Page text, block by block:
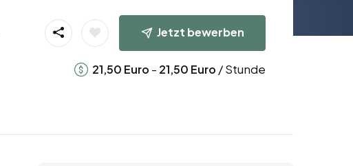
Jetzt bewerben
21,50 Euro - 21,50 Euro / Stunde